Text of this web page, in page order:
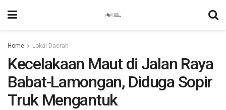
Home Lokal Daerah
Kecelakaan Maut di Jalan Raya
Babat-Lamongan, Diduga Sopir
Truk Mengantuk